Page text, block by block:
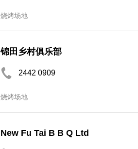
烧烤场地
锦田乡村俱乐部
2442 0909
烧烤场地
New Fu Tai B B Q Ltd